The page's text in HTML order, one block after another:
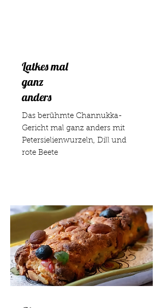
Latkes mal
ganz
anders
Das berühmte Channukka-
Gericht mal ganz anders mit
Petersielienwurzeln, Dill und
rote Beete
mitte
l